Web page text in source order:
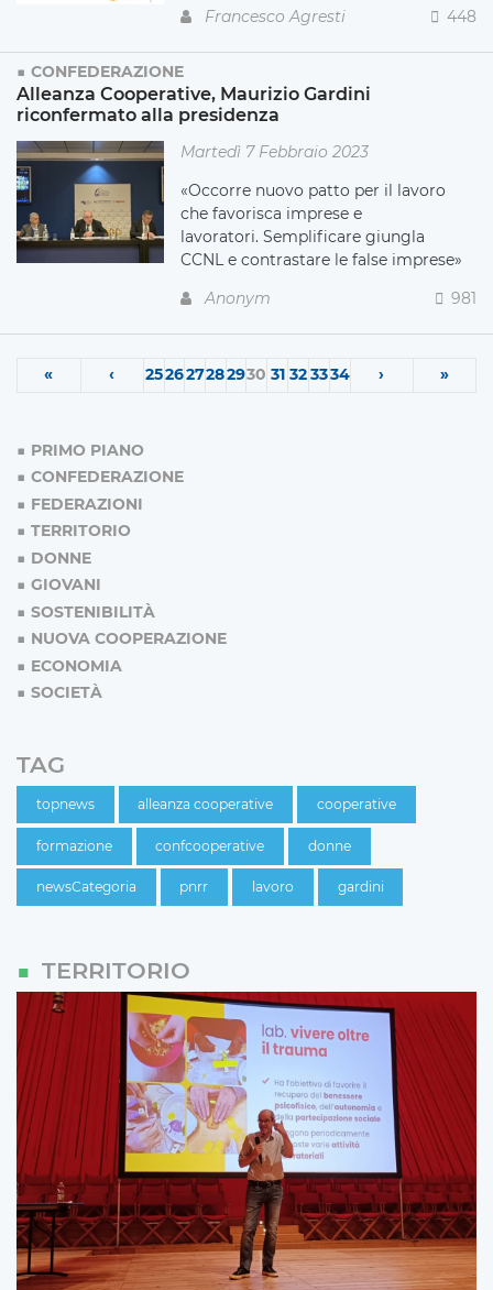
Francesco Agresti 448
CONFEDERAZIONE
Alleanza Cooperative, Maurizio Gardini
riconfermato alla presidenza
Martedì 7 Febbraio 2023
«Occorre nuovo patto per il lavoro
che favorisca imprese e
lavoratori. Semplificare giungla
CCNL e contrastare le false imprese»
Anonym
981
« ‹ 252627282930 31 323334 › »
PRIMO PIANO
CONFEDERAZIONE
FEDERAZIONI
TERRITORIO
DONNE
GIOVANI
SOSTENIBILITÀ
NUOVA COOPERAZIONE
ECONOMIA
SOCIETÀ
TAG
topnews alleanza cooperative cooperative
formazione confcooperative donne
newsCategoria pnrr lavoro gardini
TERRITORIO